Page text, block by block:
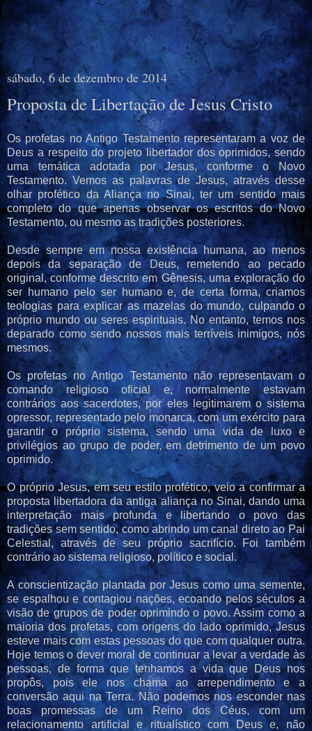
sábado, 6 de dezembro de 2014
Proposta de Libertação de Jesus Cristo
Os profetas no Antigo Testamento representaram a voz de
Deus a respeito do projeto libertador dos oprimidos, sendo
uma temática adotada por Jesus, conforme o Novo
Testamento. Vemos as palavras de Jesus, através desse
olhar profético da Aliança no Sinai, ter um sentido mais
completo do que apenas observar os escritos do Novo
Testamento, ou mesmo as tradições posteriores.
Desde sempre em nossa existência humana, ao menos
depois da separação de Deus, remetendo ao pecado
original, conforme descrito em Gênesis, uma exploração do
ser humano pelo ser humano e, de certa forma, criamos
teologias para explicar as mazelas do mundo, culpando o
próprio mundo ou seres espirituais. No entanto, temos nos
deparado como sendo nossos mais terríveis inimigos, nós
mesmos.
Os profetas no Antigo Testamento não representavam o
comando religioso oficial e, normalmente estavam
contrários aos sacerdotes, por eles legitimarem o sistema
opressor, representado pelo monarca, com um exército para
garantir o próprio sistema, sendo uma vida de luxo e
privilégios ao grupo de poder, em detrimento de um povo
oprimido.
O próprio Jesus, em seu estilo profético, veio a confirmar a
proposta libertadora da antiga aliança no Sinai, dando uma
interpretação mais profunda e libertando o povo das
tradições sem sentido, como abrindo um canal direto ao Pai
Celestial, através de seu próprio sacrifício. Foi também
contrário ao sistema religioso, político e social.
A conscientização plantada por Jesus como uma semente,
se espalhou e contagiou nações, ecoando pelos séculos a
visão de grupos de poder oprimindo o povo. Assim como a
maioria dos profetas, com origens do lado oprimido, Jesus
esteve mais com estas pessoas do que com qualquer outra.
Hoje temos o dever moral de continuar a levar a verdade às
pessoas, de forma que tenhamos a vida que Deus nos
propôs, pois ele nos chama ao arrependimento e a
conversão aqui na Terra. Não podemos nos esconder nas
boas promessas de um Reino dos Céus, com um
relacionamento artificial e ritualístico com Deus e, não